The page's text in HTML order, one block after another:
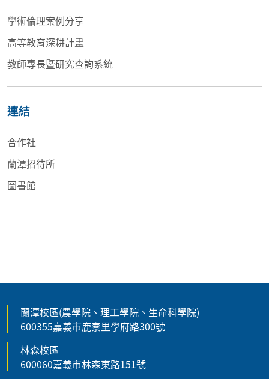
學術倫理案例分享
高等教育深耕計畫
教師專長暨研究查詢系統
連結
合作社
蘭潭招待所
圖書館
蘭潭校區(農學院、理工學院、生命科學院)
600355嘉義市鹿寮里學府路300號
林森校區
600060嘉義市林森東路151號